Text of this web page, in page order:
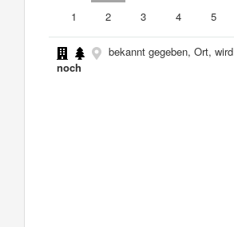
1
2 3 4 5
bekannt gegeben, Ort, wird
noch